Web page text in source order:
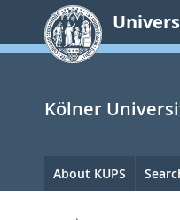
springen
Kölner
About KUPS